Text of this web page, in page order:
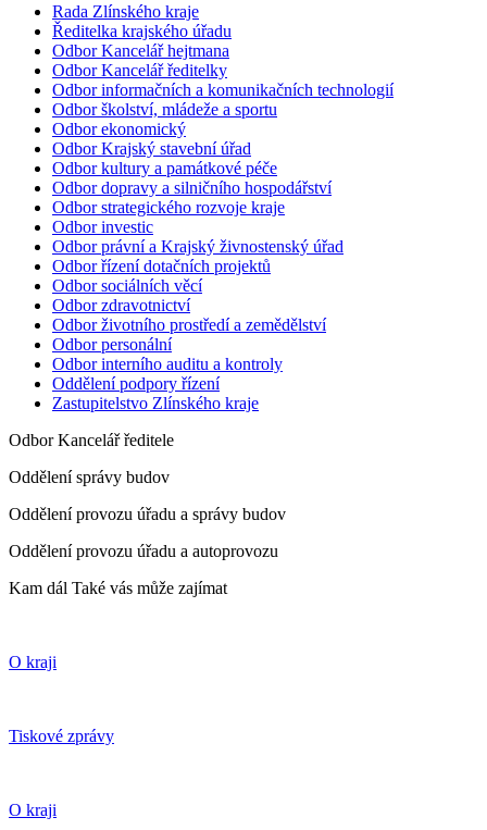
Rada Zlínského kraje
Ředitelka krajského úřadu
Odbor Kancelář hejtmana
Odbor Kancelář ředitelky
Odbor informačních a komunikačních technologií
Odbor školství, mládeže a sportu
Odbor ekonomický
Odbor Krajský stavební úřad
Odbor kultury a památkové péče
Odbor dopravy a silničního hospodářství
Odbor strategického rozvoje kraje
Odbor investic
Odbor právní a Krajský živnostenský úřad
Odbor řízení dotačních projektů
Odbor sociálních věcí
Odbor zdravotnictví
Odbor životního prostředí a zemědělství
Odbor personální
Odbor interního auditu a kontroly
Oddělení podpory řízení
Zastupitelstvo Zlínského kraje
Odbor Kancelář ředitele
Oddělení správy budov
Oddělení provozu úřadu a správy budov
Oddělení provozu úřadu a autoprovozu
Kam dál Také vás může zajímat
O kraji
Tiskové zprávy
O kraji